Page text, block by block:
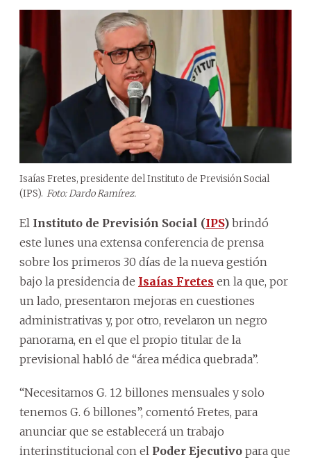
Isaías Fretes, presidente del Instituto de Previsión Social
(IPS). Foto: Dardo Ramírez.
El Instituto de Previsión Social (IPS) brindó
este lunes una extensa conferencia de prensa
sobre los primeros 30 días de la nueva gestión
bajo la presidencia de Isaías Fretes en la que, por
un lado, presentaron mejoras en cuestiones
administrativas y, por otro, revelaron un negro
panorama, en el que el propio titular de la
previsional habló de “área médica quebrada”.
“Necesitamos G. 12 billones mensuales y solo
tenemos G. 6 billones”, comentó Fretes, para
anunciar que se establecerá un trabajo
interinstitucional con el Poder Ejecutivo para que